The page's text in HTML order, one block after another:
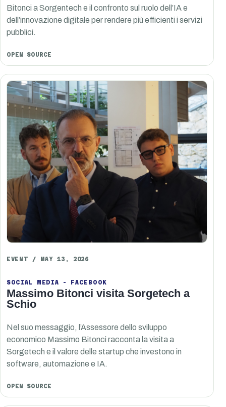
Bitonci a Sorgentech e il confronto sul ruolo dell’IA e
dell’innovazione digitale per rendere più efficienti i servizi
pubblici.
OPEN SOURCE
EVENT / MAY 13, 2026
SOCIAL MEDIA - FACEBOOK
Massimo Bitonci visita Sorgetech a
Schio
Nel suo messaggio, l’Assessore dello sviluppo
economico Massimo Bitonci racconta la visita a
Sorgetech e il valore delle startup che investono in
software, automazione e IA.
OPEN SOURCE